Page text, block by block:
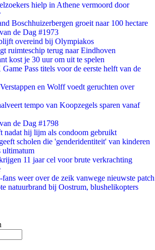
hielp in Athene vermoord door
Boschhuizerbergen groeit naar 100 hectare
de Dag #1973
overeind bij Olympiakos
ruimteschip terug naar Eindhoven
kost je 30 uur om uit te spelen
Pass titels voor de eerste helft van de
en Wolff voedt geruchten over
tempo van Koopzegels sparen vanaf
de Dag #1798
nadat hij lijm als condoom gebruikt
scholen die 'genderidentiteit' van kinderen
ultimatum
11 jaar cel voor brute verkrachting
fans weer over de zeik vanwege nieuwste patch
natuurbrand bij Oostrum, blushelikopters